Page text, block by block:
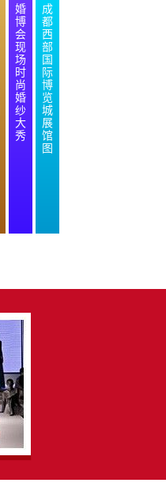
婚
博
会
现
场
时
尚
婚
纱
大
秀
成
都
西
部
国
际
博
览
城
展
馆
图